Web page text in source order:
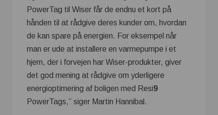
PowerTag til Wiser får de endnu et kort på
hånden til at rådgive deres kunder om, hvordan
de kan spare på energien. For eksempel når
man er ude at installere en varmepumpe i et
hjem, der i forvejen har Wiser-produkter, giver
det god mening at rådgive om yderligere
energioptimering af boligen med Resi9
PowerTags,” siger Martin Hannibal.